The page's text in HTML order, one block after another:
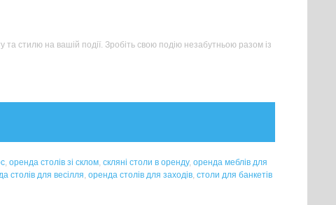
стилю на вашій події. Зробіть свою подію незабутньою разом із
, оренда столів зі склом, скляні столи в оренду, оренда меблів для
столів для весілля, оренда столів для заходів, столи для банкетів